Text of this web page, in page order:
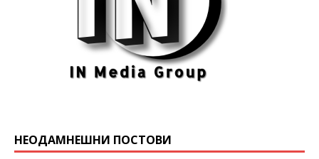
НЕОДАМНЕШНИ ПОСТОВИ